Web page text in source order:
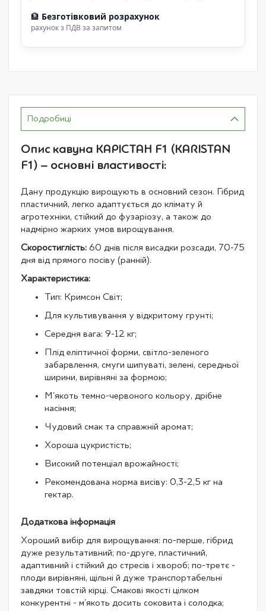
🏦 Безготівковий розрахунок
рахунок з ПДВ за запитом
Подробиці
Опис кавуна КАРІСТАН F1 (KARISTAN
F1) – основні властивості:
Дану продукцію вирощують в основний сезон. Гібрид
пластичний, легко адаптується до клімату й
агротехніки, стійкий до фузаріозу, а також до
надмірно жарких умов вирощування.
Скоростиглість: 60 днів після висадки розсади, 70-75
дня від прямого посіву (ранній).
Характеристика:
Тип: Кримсон Світ;
Для культивування у відкритому грунті;
Середня вага: 9-12 кг;
Плід еліптичної форми, світло-зеленого
забарвлення, смуги шипуваті, зелені, середньої
ширини, вирівняні за формою;
М'якоть темно-червоного кольору, дрібне
насіння;
Чудовий смак та справжній аромат;
Хороша цукристість;
Високий потенціал врожайності;
Рекомендована норма висіву: 0,3-2,5 кг на
гектар.
Додаткова інформація
Хороший вибір для вирощування: по-перше, гібрид
дуже результативний; по-друге, пластичний,
адаптивний і стійкий до стресів і хвороб; по-третє -
плоди вирівняні, щільні й дуже транспортабельні
завдяки товстій кірці. Смакові якості цілком
конкурентні - м'якоть досить соковита і солодка;